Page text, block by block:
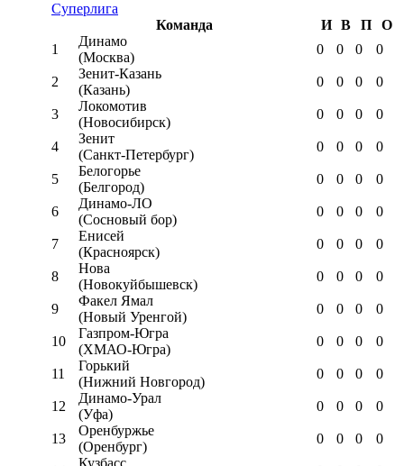
Суперлига
Команда
И В П
О
1
Динамо
(Москва)
0 0 0 0
2
Зенит-Казань
(Казань)
0 0 0 0
3
Локомотив
(Новосибирск)
0 0 0 0
4
Зенит
(Санкт-Петербург)
0 0 0 0
5
Белогорье
(Белгород)
0 0 0 0
6
Динамо-ЛО
(Сосновый бор)
0 0 0 0
7
Енисей
(Красноярск)
0 0 0 0
8
Нова
(Новокуйбышевск)
0 0 0 0
9
Факел Ямал
(Новый Уренгой)
0 0 0 0
10
Газпром-Югра
(ХМАО-Югра)
0 0 0 0
11
Горький
(Нижний Новгород)
0 0 0 0
12
Динамо-Урал
(Уфа)
0 0 0 0
13
Оренбуржье
(Оренбург)
0 0 0 0
Кузбасс